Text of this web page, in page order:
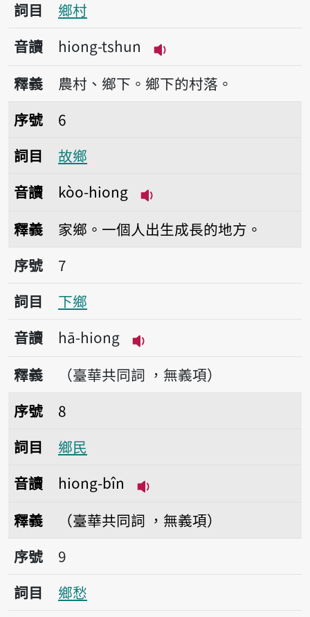
詞目
鄉村
音讀
hiong-tshun
播放音讀hiong-tshun
釋義
農村、鄉下。鄉下的村落。
序號6故鄉
序號
6
詞目
故鄉
音讀
kòo-hiong
釋義
家鄉。一個人出生成長的地方。
序號7下鄉
序號
7
詞目
下鄉
音讀
hā-hiong
播放音讀hā-hiong
釋義
（臺華共同詞 ，無義項）
序號8鄉民
序號
8
詞目
鄉民
音讀
hiong-bîn
釋義
（臺華共同詞 ，無義項）
序號9鄉愁
序號
9
詞目
鄉愁